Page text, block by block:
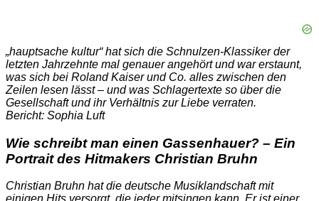
„hauptsache kultur“ hat sich die Schnulzen-Klassiker der
letzten Jahrzehnte mal genauer angehört und war erstaunt,
was sich bei Roland Kaiser und Co. alles zwischen den
Zeilen lesen lässt – und was Schlagertexte so über die
Gesellschaft und ihr Verhältnis zur Liebe verraten.
Bericht: Sophia Luft
Wie schreibt man einen Gassenhauer? – Ein
Portrait des Hitmakers Christian Bruhn
Christian Bruhn hat die deutsche Musiklandschaft mit